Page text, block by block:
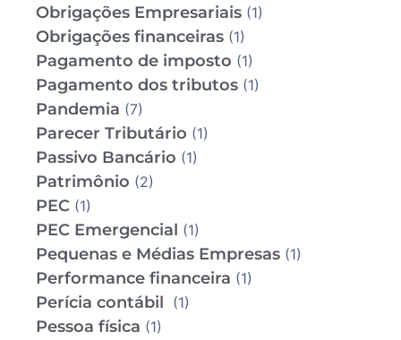
Obrigações Empresariais (1)
Obrigações financeiras (1)
Pagamento de imposto (1)
Pagamento dos tributos (1)
Pandemia (7)
Parecer Tributário (1)
Passivo Bancário (1)
Patrimônio (2)
PEC (1)
PEC Emergencial (1)
Pequenas e Médias Empresas (1)
Performance financeira (1)
Perícia contábil (1)
Pessoa física (1)